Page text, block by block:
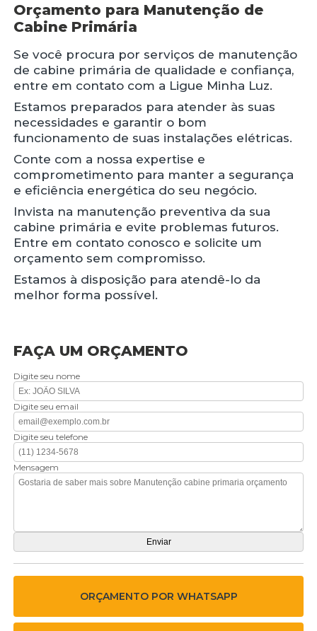
Orçamento para Manutenção de
Cabine Primária
Se você procura por serviços de manutenção
de cabine primária de qualidade e confiança,
entre em contato com a Ligue Minha Luz.
Estamos preparados para atender às suas
necessidades e garantir o bom
funcionamento de suas instalações elétricas.
Conte com a nossa expertise e
comprometimento para manter a segurança
e eficiência energética do seu negócio.
Invista na manutenção preventiva da sua
cabine primária e evite problemas futuros.
Entre em contato conosco e solicite um
orçamento sem compromisso.
Estamos à disposição para atendê-lo da
melhor forma possível.
FAÇA UM ORÇAMENTO
Digite seu nome
Digite seu email
Digite seu telefone
Mensagem
ORÇAMENTO POR WHATSAPP